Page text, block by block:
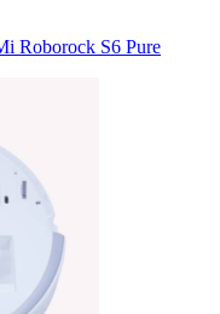
Roborock S6 Pure